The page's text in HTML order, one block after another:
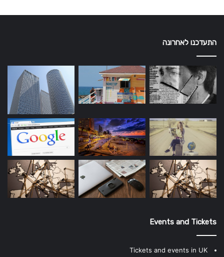
התעדכנו לאחרונה
Events and Tickets
Tickets and events in UK